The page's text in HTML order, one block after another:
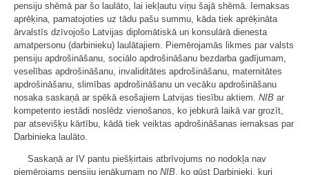
pensiju shēmā par šo laulāto, lai iekļautu viņu šajā shēmā. Iemaksas
aprēķina, pamatojoties uz tādu pašu summu, kāda tiek aprēķināta
ārvalstīs dzīvojošo Latvijas diplomātiskā un konsulārā dienesta
amatpersonu (darbinieku) laulātajiem. Piemērojamās likmes par valsts
pensiju apdrošināšanu, sociālo apdrošināšanu bezdarba gadījumam,
veselības apdrošināšanu, invaliditātes apdrošināšanu, maternitātes
apdrošināšanu, slimības apdrošināšanu un vecāku apdrošināšanu
nosaka saskaņā ar spēkā esošajiem Latvijas tiesību aktiem. NIB ar
kompetento iestādi noslēdz vienošanos, ko jebkurā laikā var grozīt,
par atsevišķu kārtību, kādā tiek veiktas apdrošināšanas iemaksas par
Darbinieka laulāto.
Saskaņā ar IV pantu piešķirtais atbrīvojums no nodokļa nav
piemērojams pensiju ienākumam no NIB, ko gūst Darbinieki, kuri